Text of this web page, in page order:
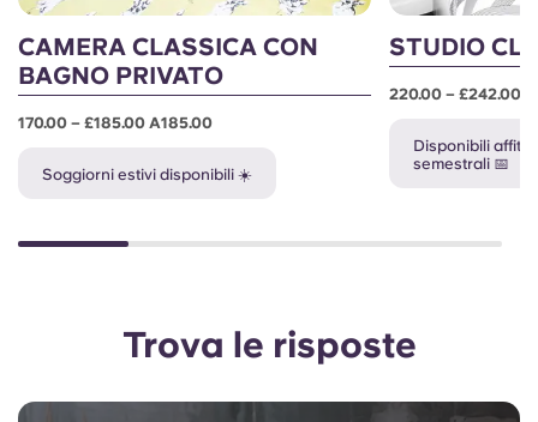
CAMERA CLASSICA CON
BAGNO PRIVATO
170.00 – £185.00 A185.00
Soggiorni estivi disponibili ☀️
STUDIO
220.00 – £242.00
Disponibili affitti
semestrali 📅
Trova le risposte